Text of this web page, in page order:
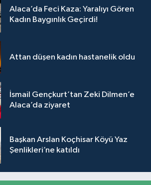
Alaca’da Feci Kaza: Yaralıyı Gören
Kadın Baygınlık Geçirdi!
Attan düşen kadın hastanelik oldu
İsmail Gençkurt’tan Zeki Dilmen’e
Alaca’da ziyaret
Başkan Arslan Koçhisar Köyü Yaz
Şenlikleri’ne katıldı